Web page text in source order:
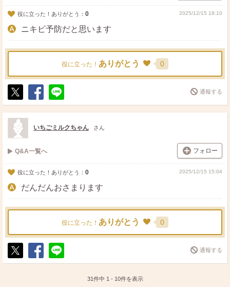
役に立った！ありがとう： 0 2025/12/15 18:10
ニキビ予防だと思います
役に立った！ ありがとう 0
ポ
ス
ト
シ
ェ
送
る
通報する
いちごミルクちゃん さん
Q&A一覧へ フォロー
役に立った！ありがとう： 0 2025/12/15 15:04
だんだんおさまります
役に立った！ ありがとう 0
ポ
シ
送
通報する
31件中 1 - 10件を表示